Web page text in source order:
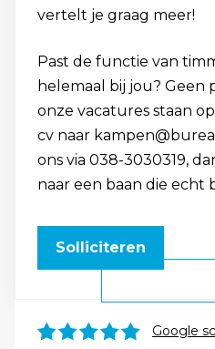
vertelt je graag meer!
Past de functie van
helemaal bij jou? Geen
onze vacatures staan
cv naar
ons via 038-3030319,
naar een baan die echt
Solliciteren
Google